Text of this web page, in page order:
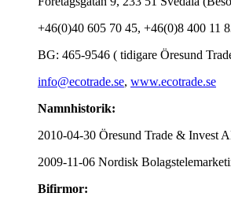
+46(0)40 605 70 45, +46(0)8 400 11
BG: 465-9546 ( tidigare Öresund
info@ecotrade.se, www.ecotrade.se
Namnhistorik:
2010-04-30 Öresund Trade & Invest
2009-11-06 Nordisk
Bifirmor: